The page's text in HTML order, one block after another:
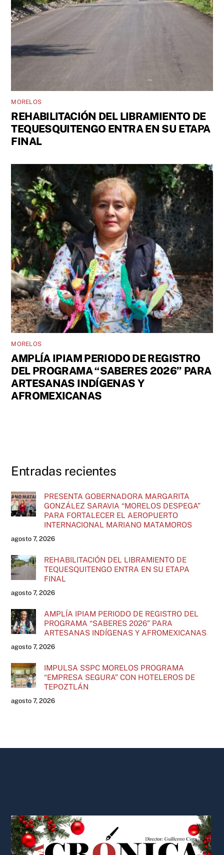
MORELOS
REHABILITACIÓN DEL LIBRAMIENTO DE
TEQUESQUITENGO ENTRA EN SU ETAPA
FINAL
MORELOS
AMPLÍA IPIAM PERIODO DE REGISTRO
DEL PROGRAMA “SABERES 2026” PARA
ARTESANAS INDÍGENAS Y
AFROMEXICANAS
Entradas recientes
PRESENTA GOBERNADORA MARGARITA
GONZÁLEZ SARAVIA “MORELOS DESPEGA”
PARA FORTALECER EL AEROPUERTO
INTERNACIONAL MARIANO MATAMOROS
agosto 7, 2026
REHABILITACIÓN DEL LIBRAMIENTO DE
TEQUESQUITENGO ENTRA EN SU ETAPA
FINAL
agosto 7, 2026
AMPLÍA IPIAM PERIODO DE REGISTRO DEL
PROGRAMA “SABERES 2026” PARA
ARTESANAS INDÍGENAS Y AFROMEXICANAS
agosto 7, 2026
IMPULSA SSPC MORELOS PROGRAMA
“EMPRESA SEGURA” CON HOTELEROS DE
TEPOZTLÁN
agosto 7, 2026
To
Top